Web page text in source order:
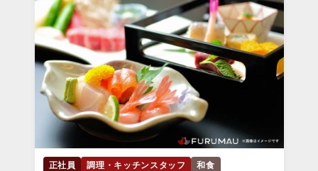
正社員 調理・キッチンスタッフ 和食